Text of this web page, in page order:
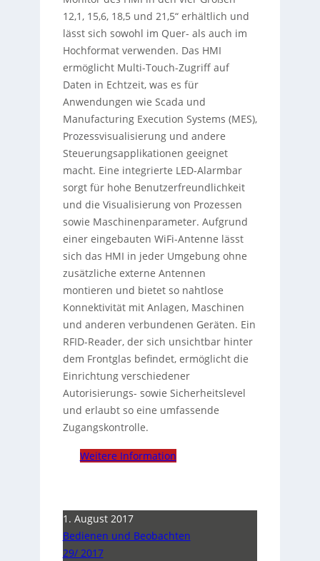
12,1, 15,6, 18,5 und 21,5“ erhältlich und
lässt sich sowohl im Quer- als auch im
Hochformat verwenden. Das HMI
ermöglicht Multi-Touch-Zugriff auf
Daten in Echtzeit, was es für
Anwendungen wie Scada und
Manufacturing Execution Systems (MES),
Prozessvisualisierung und andere
Steuerungsapplikationen geeignet
macht. Eine integrierte LED-Alarmbar
sorgt für hohe Benutzerfreundlichkeit
und die Visualisierung von Prozessen
sowie Maschinenparameter. Aufgrund
einer eingebauten WiFi-Antenne lässt
sich das HMI in jeder Umgebung ohne
zusätzliche externe Antennen
montieren und bietet so nahtlose
Konnektivität mit Anlagen, Maschinen
und anderen verbundenen Geräten. Ein
RFID-Reader, der sich unsichtbar hinter
dem Frontglas befindet, ermöglicht die
Einrichtung verschiedener
Autorisierungs- sowie Sicherheitslevel
und erlaubt so eine umfassende
Zugangskontrolle.
Weitere Information
1. August 2017
Bedienen und Beobachten
29/ 2017